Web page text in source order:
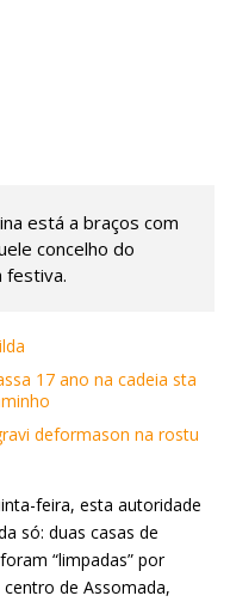
está a braços com
concelho do
festiva.
17 ano na cadeia sta
deformason na rostu
feira, esta autoridade
só: duas casas de
“limpadas” por
de Assomada,